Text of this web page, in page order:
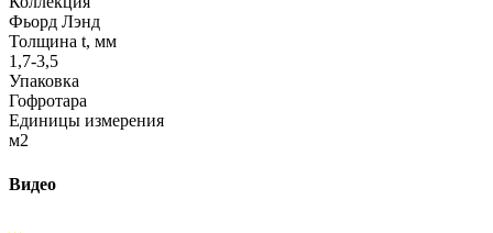
Фьорд Лэнд
Толщина t, мм
1,7-3,5
Упаковка
Гофротара
Единицы измерения
м2
Видео